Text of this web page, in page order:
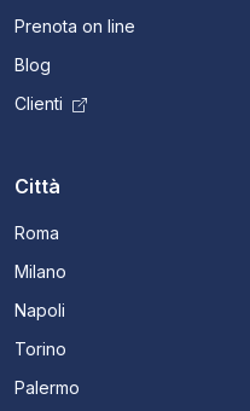
Prenota on line
Blog
Clienti
Città
Roma
Milano
Napoli
Torino
Palermo